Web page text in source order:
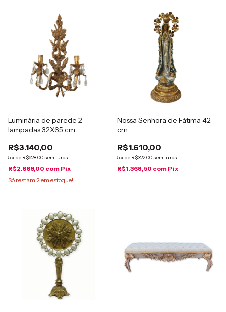
Luminária de parede 2
lampadas 32X65 cm
R$3.140,00
5x de R$628,00 sem juros
R$2.669,00 com Pix
Só restam 2em estoque!
Nossa Senhora de Fátima 42
cm
R$1.610,00
5x de R$322,00 sem juros
R$1.368,50 com Pix